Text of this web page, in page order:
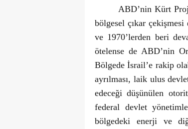
ABD’nin Kürt
bölgesel çıkar
ve 1970’lerden beri
ötelense de ABD’nin
Bölgede İsrail’e rakip
ayrılması, laik ulus
edeceği düşünülen
federal devlet
bölgedeki enerji ve